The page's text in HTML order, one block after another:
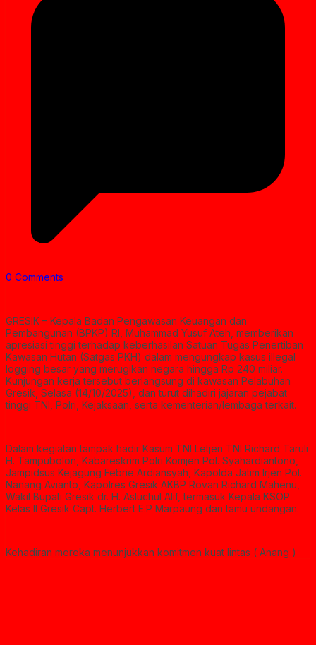
0 Comments
GRESIK – Kepala Badan Pengawasan Keuangan dan
Pembangunan (BPKP) RI, Muhammad Yusuf Ateh, memberikan
apresiasi tinggi terhadap keberhasilan Satuan Tugas Penertiban
Kawasan Hutan (Satgas PKH) dalam mengungkap kasus illegal
logging besar yang merugikan negara hingga Rp 240 miliar.
Kunjungan kerja tersebut berlangsung di kawasan Pelabuhan
Gresik, Selasa (14/10/2025), dan turut dihadiri jajaran pejabat
tinggi TNI, Polri, Kejaksaan, serta kementerian/lembaga terkait.
Dalam kegiatan tampak hadir Kasum TNI Letjen TNI Richard Taruli
H. Tampubolon, Kabareskrim Polri Komjen Pol. Syahardiantono,
Jampidsus Kejagung Febrie Ardiansyah, Kapolda Jatim Irjen Pol.
Nanang Avianto, Kapolres Gresik AKBP Rovan Richard Mahenu,
Wakil Bupati Gresik dr. H. Asluchul Alif, termasuk Kepala KSOP
Kelas II Gresik Capt. Herbert E.P Marpaung dan tamu undangan.
Kehadiran mereka menunjukkan komitmen kuat lintas ( Anang )